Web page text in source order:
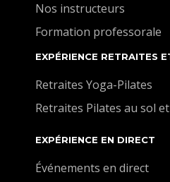
Nos instructeurs
Formation professorale
EXPÉRIENCE RETRAITES
Retraites Yoga-Pilates
Retraites Pilates au sol
EXPÉRIENCE EN DIRECT
Événements en direct